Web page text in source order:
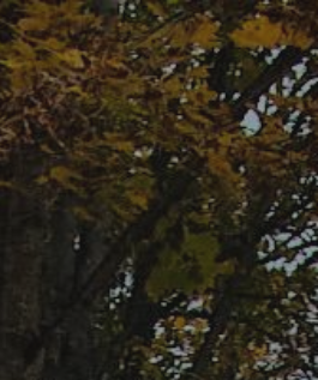
Skip to navigation